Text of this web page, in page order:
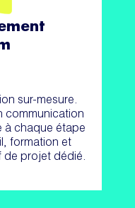
sur-mesure.
communication
à chaque étape
formation et
projet dédié.